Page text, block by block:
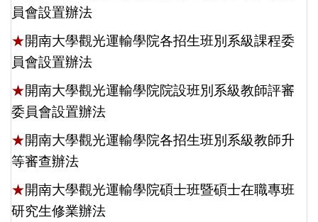
員會設置辦法
★開南大學觀光運輸學院各招生班別系級課程委
員會設置辦法
★開南大學觀光運輸學院院設班別系級教師評審
委員會設置辦法
★開南大學觀光運輸學院各招生班別系級教師升
等審查辦法
★開南大學觀光運輸學院碩士班暨碩士在職專班
研究生修業辦法